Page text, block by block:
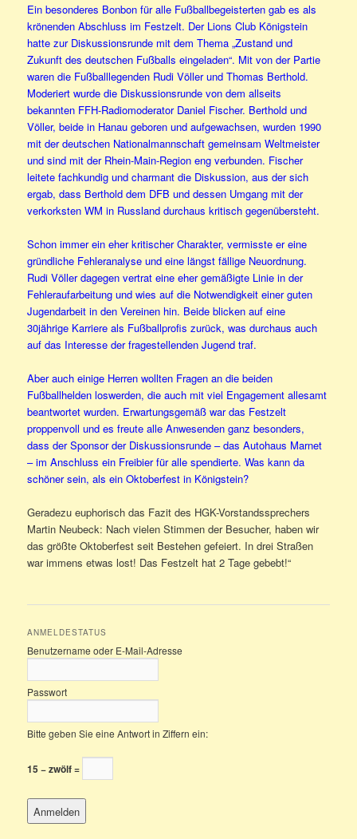
Ein besonderes Bonbon für alle Fußballbegeisterten gab es als
krönenden Abschluss im Festzelt. Der Lions Club Königstein
hatte zur Diskussionsrunde mit dem Thema „Zustand und
Zukunft des deutschen Fußballs eingeladen“. Mit von der Partie
waren die Fußballlegenden Rudi Völler und Thomas Berthold.
Moderiert wurde die Diskussionsrunde von dem allseits
bekannten FFH-Radiomoderator Daniel Fischer. Berthold und
Völler, beide in Hanau geboren und aufgewachsen, wurden 1990
mit der deutschen Nationalmannschaft gemeinsam Weltmeister
und sind mit der Rhein-Main-Region eng verbunden. Fischer
leitete fachkundig und charmant die Diskussion, aus der sich
ergab, dass Berthold dem DFB und dessen Umgang mit der
verkorksten WM in Russland durchaus kritisch gegenübersteht.
Schon immer ein eher kritischer Charakter, vermisste er eine
gründliche Fehleranalyse und eine längst fällige Neuordnung.
Rudi Völler dagegen vertrat eine eher gemäßigte Linie in der
Fehleraufarbeitung und wies auf die Notwendigkeit einer guten
Jugendarbeit in den Vereinen hin. Beide blicken auf eine
30jährige Karriere als Fußballprofis zurück, was durchaus auch
auf das Interesse der fragestellenden Jugend traf.
Aber auch einige Herren wollten Fragen an die beiden
Fußballhelden loswerden, die auch mit viel Engagement allesamt
beantwortet wurden. Erwartungsgemäß war das Festzelt
proppenvoll und es freute alle Anwesenden ganz besonders,
dass der Sponsor der Diskussionsrunde – das Autohaus Marnet
– im Anschluss ein Freibier für alle spendierte. Was kann da
schöner sein, als ein Oktoberfest in Königstein?
Geradezu euphorisch das Fazit des HGK-Vorstandssprechers
Martin Neubeck: Nach vielen Stimmen der Besucher, haben wir
das größte Oktoberfest seit Bestehen gefeiert. In drei Straßen
war immens etwas lost! Das Festzelt hat 2 Tage gebebt!“
ANMELDESTATUS
Benutzername oder E-Mail-Adresse
Passwort
Bitte geben Sie eine Antwort in Ziffern ein:
15 − zwölf =